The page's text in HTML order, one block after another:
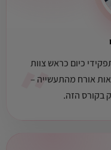
״
כיום כראש צוות
אורח מהתעשייה –
בקורס הזה.